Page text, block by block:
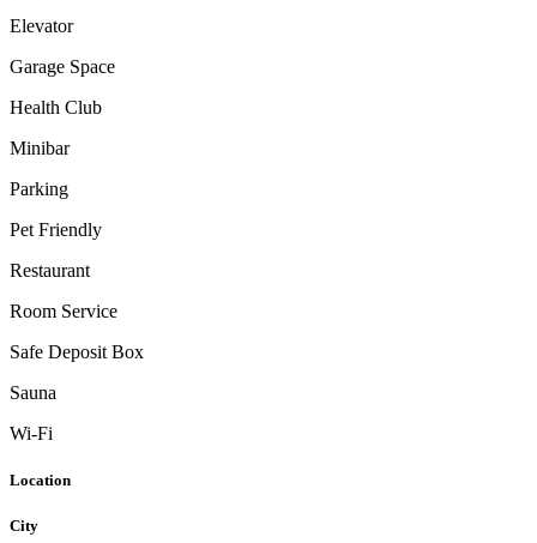
Elevator
Garage Space
Health Club
Minibar
Parking
Pet Friendly
Restaurant
Room Service
Safe Deposit Box
Sauna
Wi-Fi
Location
City